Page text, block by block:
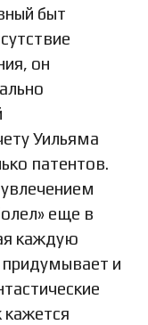
быт
он
Уильяма
патентов.
еще в
каждую
и
кажется